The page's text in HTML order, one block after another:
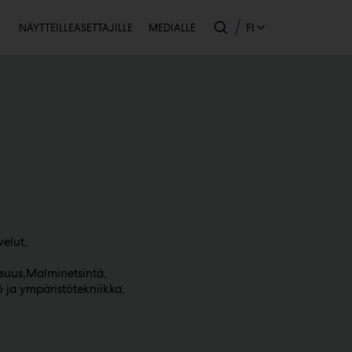
Toissijainen
NÄYTTEILLEASETTAJILLE MEDIALLE FI
Malminetsintä
ja ympäristötekniikka